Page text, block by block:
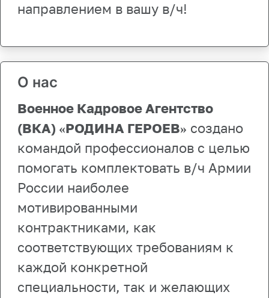
направлением в вашу в/ч!
О нас
Военное Кадровое Агентство
(ВКА) «РОДИНА ГЕРОЕВ» создано
командой профессионалов с целью
помогать комплектовать в/ч Армии
России наиболее
мотивированными
контрактниками, как
соответствующих требованиям к
каждой конкретной
специальности, так и желающих